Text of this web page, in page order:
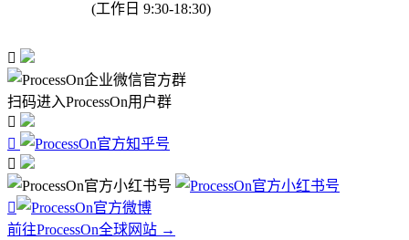
(工作日 9:30-18:30)

扫码进入ProcessOn用户群




前往ProcessOn全球网站 →